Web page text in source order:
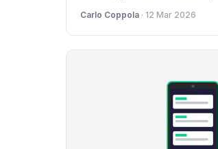
alternative.
Carlo Coppola · 12 Mar 2026